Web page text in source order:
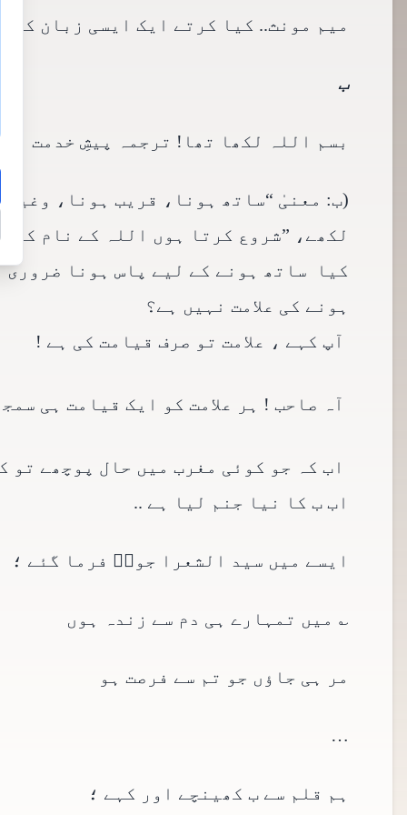
میم مونث.. کیا کرتے ایک ایسی زبان کا
ب
بسم اللہ لکھا تھا! ترجمہ پیشِ خدمت
(ب: معنیٰ “ساتھ ہونا، قریب ہونا،
لکھے، ”شروع کرتا ہوں اللہ کے نام کے
کیا ساتھ ہونے کے لیے پاس ہونا
ہونے کی علامت نہیں ہے؟
آپ کہے ، علامت تو صرف قیامت کی ہے !
آہ صاحب ! ہر علامت کو ایک قیامت ہی
اب کہ جو کوئی مغرب میں حال پوچھے تو
اب ب کا نیا جنم لیا ہے ..
ایسے میں سید الشعرا جونؔ فرما گئے ؛
؎ میں تمہارے ہی دم سے زندہ ہوں
مر ہی جاؤں جو تم سے فرصت ہو
…
ہم قلم سے ب کھینچے اور کہے ؛